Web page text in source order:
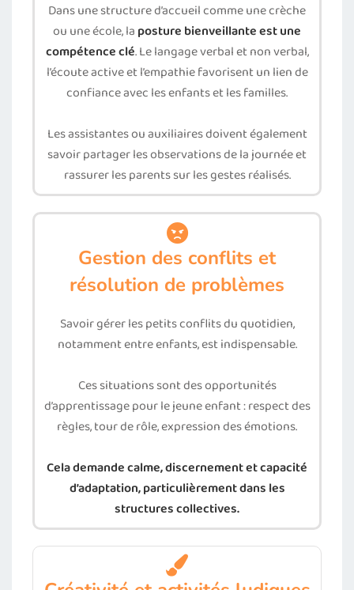
Dans une structure d’accueil comme une crèche
ou une école, la posture bienveillante est une
compétence clé. Le langage verbal et non verbal,
l’écoute active et l’empathie favorisent un lien de
confiance avec les enfants et les familles.
Les assistantes ou auxiliaires doivent également
savoir partager les observations de la journée et
rassurer les parents sur les gestes réalisés.
Gestion des conflits et
résolution de problèmes
Savoir gérer les petits conflits du quotidien,
notamment entre enfants, est indispensable.
Ces situations sont des opportunités
d’apprentissage pour le jeune enfant : respect des
règles, tour de rôle, expression des émotions.
Cela demande calme, discernement et capacité
d’adaptation, particulièrement dans les
structures collectives.